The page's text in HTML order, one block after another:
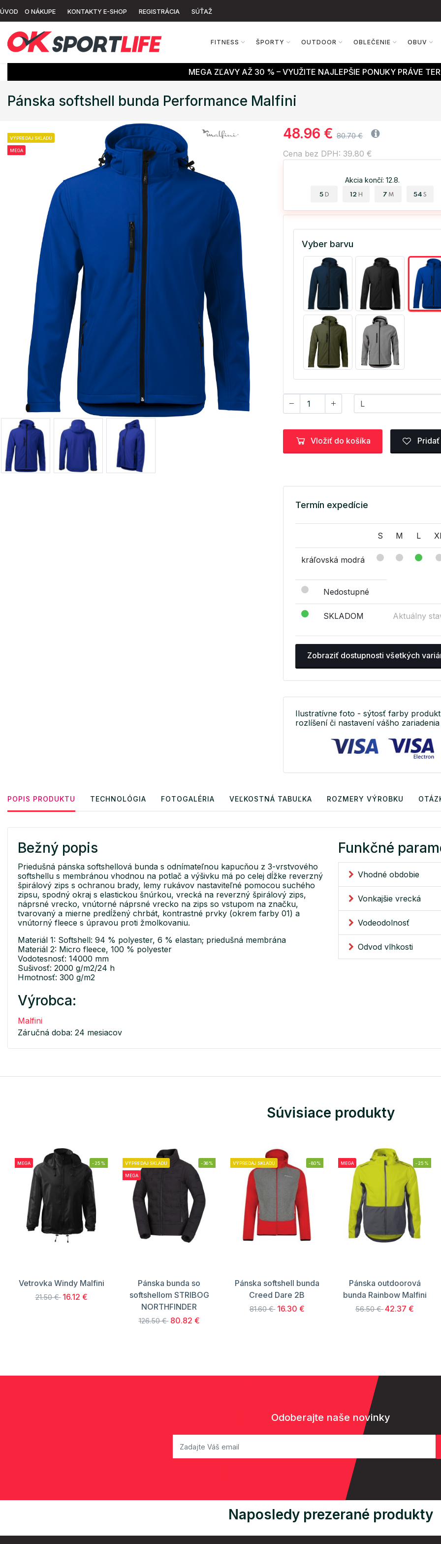
ÚVOD O NÁKUPE KONTAKTY E-SHOP REGISTRÁCIA SÚŤAŽ
FITNESS ŠPORTY OUTDOOR OBLEČENIE OBUV
MEGA ZĽAVY AŽ 30 % – VYUŽITE NAJLEPŠIE PONUKY PRÁVE
Pánska softshell bunda Performance Malfini
VÝPREDAJ SKLADU
MEGA
48.96 € 80.70 €
Cena bez DPH: 39.80 €
Akcia končí: 12.8.
5 D 12 H 7 M 53 S
Vyber barvu
Vložiť do košíka
Termín expedície
S M L
kráľovská modrá
Nedostupné
SKLADOM Aktuálny
Zobraziť dostupnosti všetkých
Ilustratívne foto - sýtosť farby
rozlíšení či nastavení vášho
POPIS PRODUKTU TECHNOLÓGIA FOTOGALÉRIA VEĽKOSTNÁ TABUĽKA ROZMERY VÝROBKU
Bežný popis
Priedušná pánska softshellová bunda s odnímateľnou kapucňou z 3-vrstvového
softshellu s membránou vhodnou na potlač a výšivku má po celej dĺžke reverzný
špirálový zips s ochranou brady, lemy rukávov nastaviteľné pomocou suchého
zipsu, spodný okraj s elastickou šnúrkou, vrecká na reverzný špirálový zips,
náprsné vrecko, vnútorné náprsné vrecko na zips so vstupom na značku,
tvarovaný a mierne predĺžený chrbát, kontrastné prvky (okrem farby 01) a
vnútorný fleece s úpravou proti žmolkovaniu.
Materiál 1: Softshell: 94 % polyester, 6 % elastan; priedušná membrána
Materiál 2: Micro fleece, 100 % polyester
Vodotesnosť: 14000 mm
Sušivosť: 2000 g/m2/24 h
Hmotnosť: 300 g/m2
Výrobca:
Malfini
Záručná doba: 24 mesiacov
Funkčné
Vhodné obdobie
Vonkajšie vrecká
Vodeodolnosť
Odvod vlhkosti
Súvisiace produkty
MEGA -25%
Vetrovka Windy Malfini
21.50 € 16.12 €
VÝPREDAJ SKLADU
MEGA
-36%
Pánska bunda so
softshellom STRIBOG
NORTHFINDER
126.50 € 80.82 €
VÝPREDAJ SKLADU -80%
Pánska softshell bunda
Creed Dare 2B
81.60 € 16.30 €
MEGA -25%
Pánska outdoorová
bunda Rainbow Malfini
56.50 €42.37 €
Odoberajte naše novinky
Naposledy prezerané produkty